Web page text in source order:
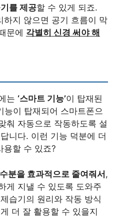
를 제공할 수 있게 되죠.
하지 않으면 공기 흐름이 막
문에 각별히 신경 써야 해
는 ‘스마트 기능’이 탑재된
이 탑재되어 스마트폰으
춰 자동으로 작동하도록 설
니다. 이런 기능 덕분에 더
용할 수 있죠?
분을 효과적으로 줄여줘서,
게 지낼 수 있도록 도와주
습기의 원리와 작동 방식
더 잘 활용할 수 있을지